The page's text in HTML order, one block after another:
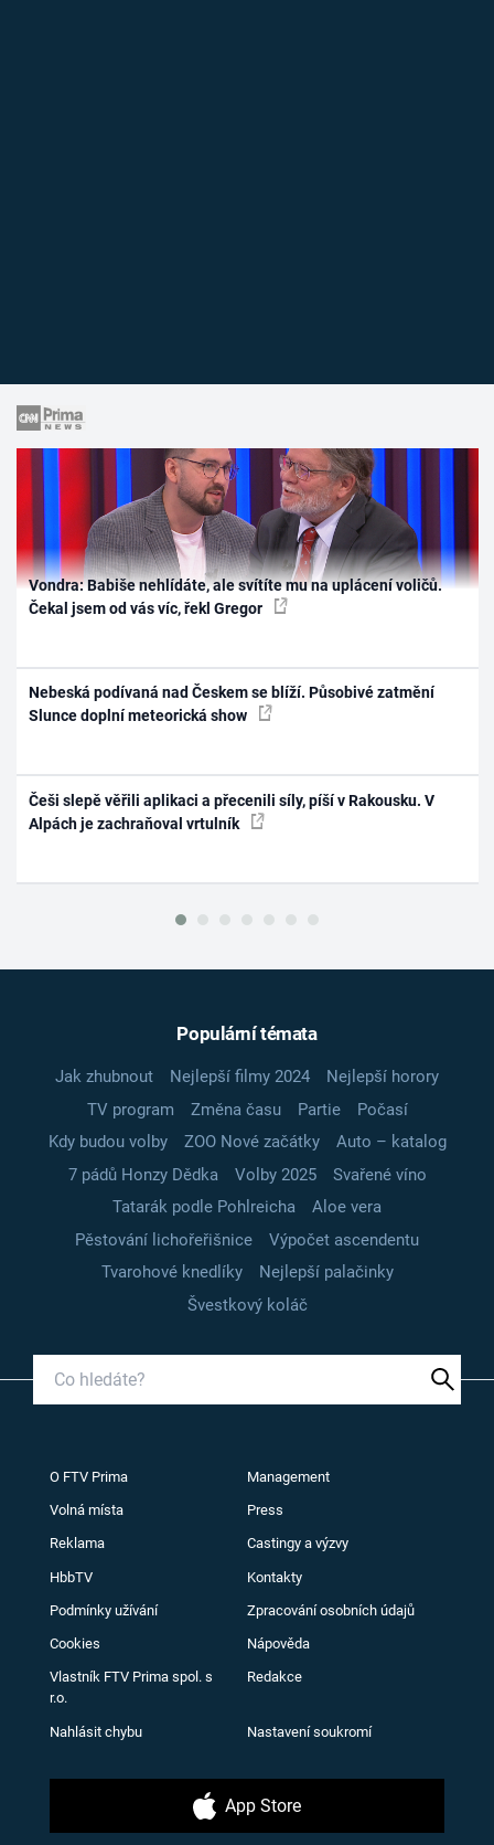
Vondra: Babiše nehlídáte, ale svítíte mu na uplácení voličů.
Čekal jsem od vás víc, řekl Gregor
Nebeská podívaná nad Českem se blíží. Působivé zatmění
Slunce doplní meteorická show
Češi slepě věřili aplikaci a přecenili síly, píší v Rakousku. V
Alpách je zachraňoval vrtulník
Populární témata
Jak zhubnout Nejlepší filmy 2024
Nejlepší horory
TV program
Změna času Partie
Počasí
Kdy budou volby
ZOO Nové začátky
Auto – katalog
7 pádů Honzy Dědka
Volby 2025
Svařené víno
Tatarák podle Pohlreicha
Aloe vera
Pěstování lichořeřišnice
Výpočet ascendentu
Tvarohové knedlíky
Nejlepší palačinky
Švestkový koláč
O FTV Prima Management
Volná místa Press
Reklama Castingy a výzvy
HbbTV Kontakty
Podmínky užívání Zpracování osobních údajů
Cookies Nápověda
Vlastník FTV Prima spol. s
r.o.
Redakce
Nahlásit chybu Nastavení soukromí
App Store